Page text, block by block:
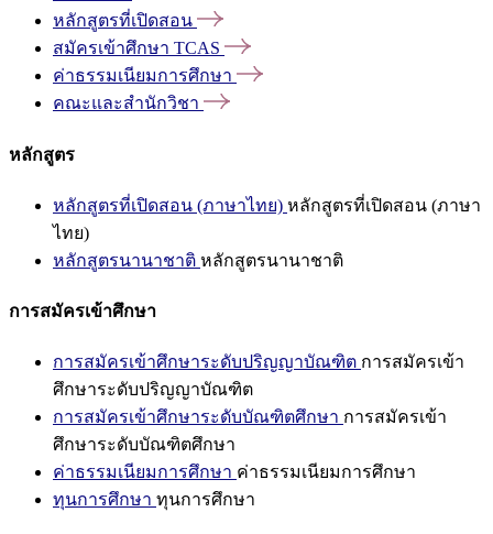
หลักสูตรที่เปิดสอน
สมัครเข้าศึกษา TCAS
ค่าธรรมเนียมการศึกษา
คณะและสำนักวิชา
หลักสูตร
หลักสูตรที่เปิดสอน (ภาษาไทย) หลักสูตรที่เปิดสอน (ภาษา
ไทย)
หลักสูตรนานาชาติ หลักสูตรนานาชาติ
การสมัครเข้าศึกษา
การสมัครเข้าศึกษาระดับปริญญาบัณฑิต การสมัครเข้า
ศึกษาระดับปริญญาบัณฑิต
การสมัครเข้าศึกษาระดับบัณฑิตศึกษา การสมัครเข้า
ศึกษาระดับบัณฑิตศึกษา
ค่าธรรมเนียมการศึกษา ค่าธรรมเนียมการศึกษา
ทุนการศึกษา ทุนการศึกษา